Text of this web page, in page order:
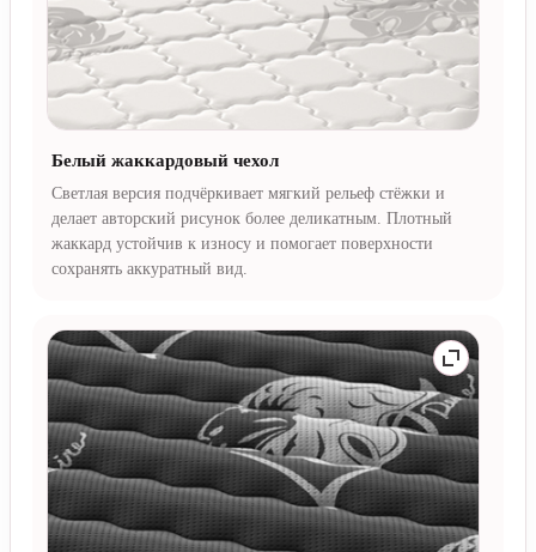
Белый жаккардовый чехол
Светлая версия подчёркивает мягкий рельеф стёжки и
делает авторский рисунок более деликатным. Плотный
жаккард устойчив к износу и помогает поверхности
сохранять аккуратный вид.